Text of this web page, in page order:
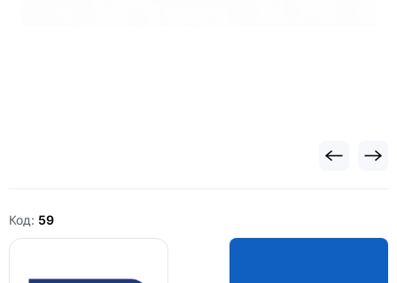
Код: 59